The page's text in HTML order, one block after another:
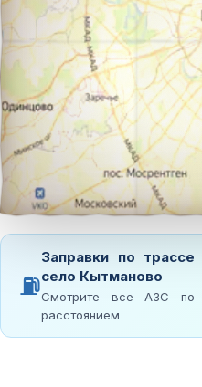
⛽
Заправки по
село Кытманово
Смотрите все АЗС по
расстоянием